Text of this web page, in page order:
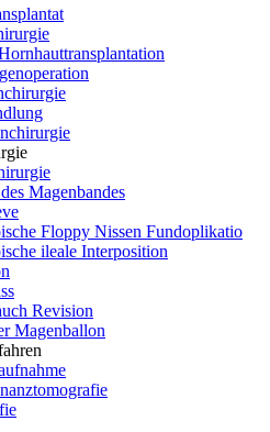
Magenbandes
Floppy Nissen Fundoplikatio
ileale Interposition
Revision
Magenballon